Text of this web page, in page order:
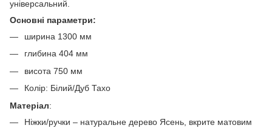
універсальний.
Основні параметри:
ширина 1300 мм
глибина 404 мм
висота 750 мм
Колір: Білий/Дуб Тахо
Матеріал:
Ніжки/ручки – натуральне дерево Ясень, вкрите матовим